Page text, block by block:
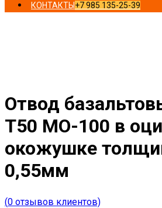
КОНТАКТЫ +7 985 135-25-39
Отвод
T50 MO-100 в
окожушке
0,55мм
(0 отзывов клиентов)